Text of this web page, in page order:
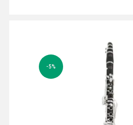
-5%